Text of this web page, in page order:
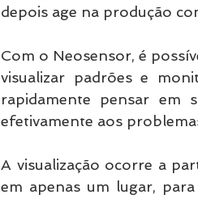
depois age na produção
Com o Neosensor, é
visualizar padrões e
rapidamente pensar em
efetivamente aos
A visualização ocorre a
em apenas um lugar,